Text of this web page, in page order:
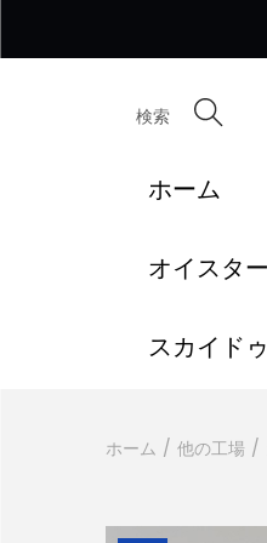
検索
ホーム
オイスタ
スカイド
ホーム / 他の工場 /